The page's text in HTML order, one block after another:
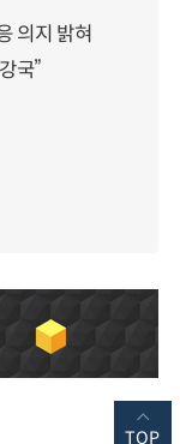
의지 밝혀
국”
TOP